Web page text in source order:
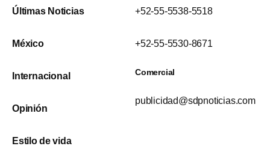
Últimas Noticias
México
Internacional
Opinión
Estilo de vida
+52-55-5538-5518
+52-55-5530-8671
Comercial
publicidad@sdpnoticias.com